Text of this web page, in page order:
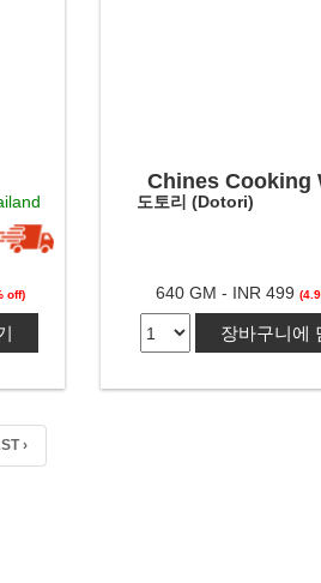
off)
Chines Cooking
도토리 (Dotori)
640 GM - INR 499
장바구니에
›